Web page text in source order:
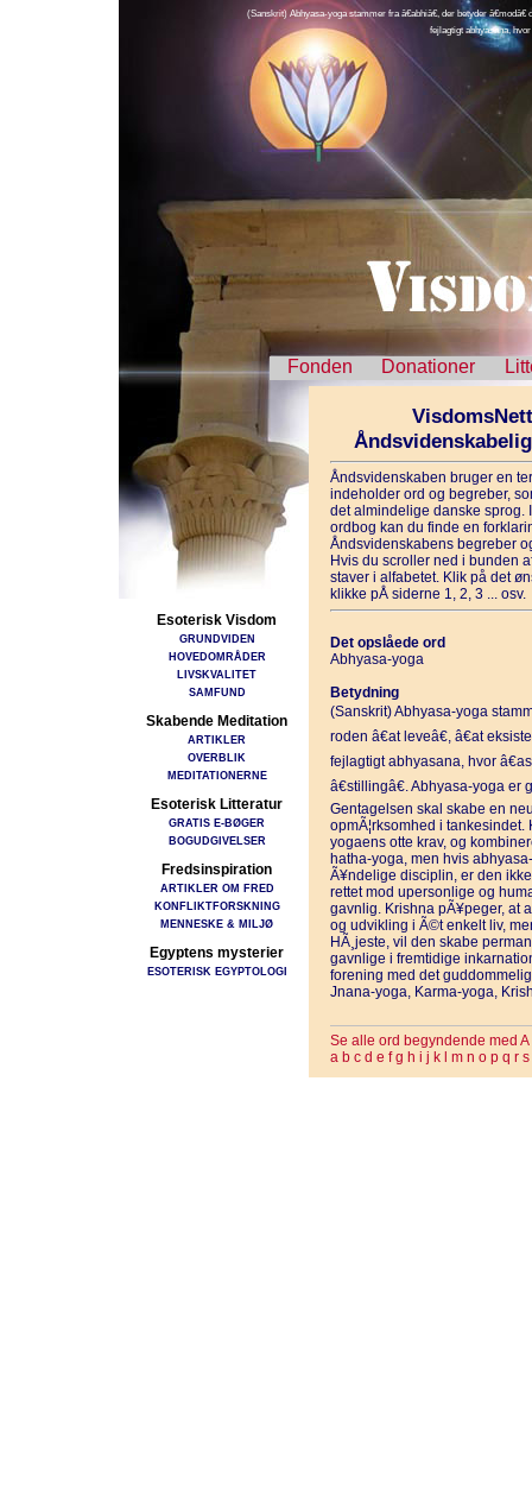
(Sanskrit) Abhyasa-yoga stammer fra â€abhiâ€, der betyder â€modâ€
fejlagtigt abhyasana, hvor
Fonden Donationer
Esoterisk Visdom
GRUNDVIDEN
HOVEDOMRÅDER
LIVSKVALITET
SAMFUND
Skabende Meditation
ARTIKLER
OVERBLIK
MEDITATIONERNE
Esoterisk Litteratur
GRATIS E-BØGER
BOGUDGIVELSER
Fredsinspiration
ARTIKLER OM FRED
KONFLIKTFORSKNING
MENNESKE & MILJØ
Egyptens mysterier
ESOTERISK EGYPTOLOGI
Åndsvidenskaben bruger en
indeholder ord og begreber,
det almindelige danske sprog.
ordbog kan du finde en
Åndsvidenskabens begreber
Hvis du scroller ned i bunden
staver i alfabetet. Klik på det
klikke pÅ siderne 1, 2, 3 ... osv.
Det opslåede ord
Abhyasa-yoga
Betydning
(Sanskrit) Abhyasa-yoga
roden â€at leveâ€, â€at
fejlagtigt abhyasana, hvor
â€stillingâ€. Abhyasa-yoga
Gentagelsen skal skabe en
opmÃ¦rksomhed i
yogaens otte krav, og
hatha-yoga, men hvis
Ã¥ndelige disciplin, er den
rettet mod upersonlige og
gavnlig. Krishna pÃ¥peger, at
og udvikling i Ã©t enkelt liv,
HÃ¸jeste, vil den skabe
gavnlige i fremtidige
forening med det
Jnana-yoga, Karma-yoga,
Se alle ord begyndende med A
a b c d e f g h i j k m n o p q r s